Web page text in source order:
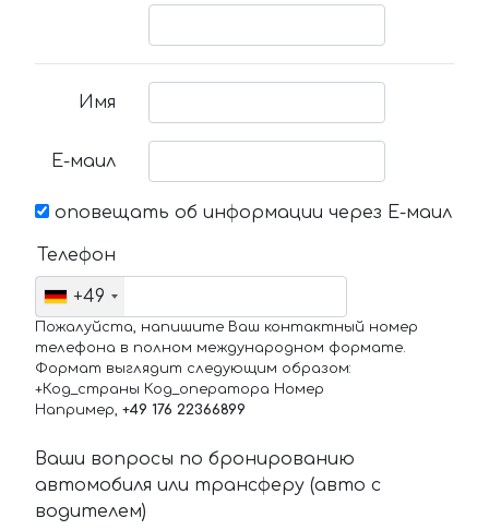
Имя
Е-маил
оповещать об информации через Е-маил
Телефон
+49
Пожалуйста, напишите Ваш контактный номер
телефона в полном международном формате.
Формат выглядит следующим образом:
+Код_страны Код_оператора Номер
Например, +49 176 22366899
Ваши вопросы по бронированию
автомобиля или трансферу (авто с
водителем)